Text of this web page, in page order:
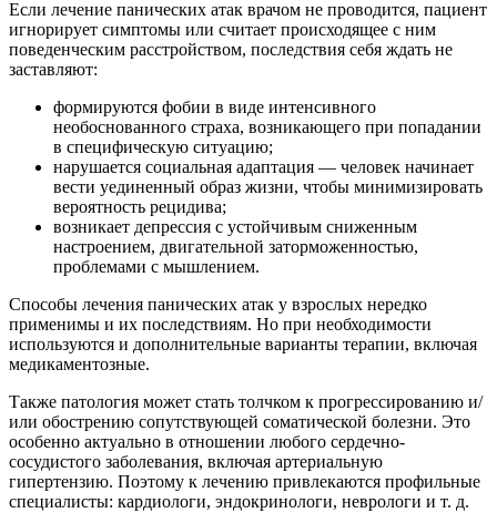
Если лечение панических атак врачом не проводится, пациент
игнорирует симптомы или считает происходящее с ним
поведенческим расстройством, последствия себя ждать не
заставляют:
формируются фобии в виде интенсивного
необоснованного страха, возникающего при попадании
в специфическую ситуацию;
нарушается социальная адаптация — человек начинает
вести уединенный образ жизни, чтобы минимизировать
вероятность рецидива;
возникает депрессия с устойчивым сниженным
настроением, двигательной заторможенностью,
проблемами с мышлением.
Способы лечения панических атак у взрослых нередко
применимы и их последствиям. Но при необходимости
используются и дополнительные варианты терапии, включая
медикаментозные.
Также патология может стать толчком к прогрессированию и/
или обострению сопутствующей соматической болезни. Это
особенно актуально в отношении любого сердечно-
сосудистого заболевания, включая артериальную
гипертензию. Поэтому к лечению привлекаются профильные
специалисты: кардиологи, эндокринологи, неврологи и т. д.